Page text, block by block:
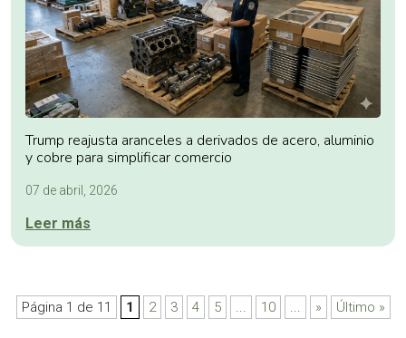
Trump reajusta aranceles a derivados de acero, aluminio
y cobre para simplificar comercio
07 de abril, 2026
Leer más
Página 1 de 11 1 2 3 4 5 ... 10 ... » Último »